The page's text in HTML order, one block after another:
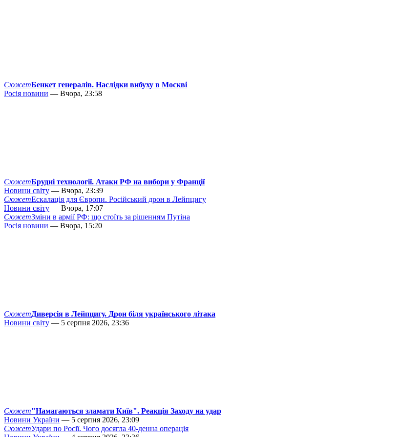
СюжетБенкет генералів. Наслідки вибуху в Москві
Росія новини — Вчора, 23:58
СюжетБрудні технології. Атаки РФ на вибори у Франції
Новини світу — Вчора, 23:39
СюжетЕскалація для Європи. Російський дрон в Лейпцигу
Новини світу — Вчора, 17:07
СюжетЗміни в армії РФ: що стоїть за рішенням Путіна
Росія новини — Вчора, 15:20
СюжетДиверсія в Лейпцигу. Дрон біля українського літака
Новини світу — 5 серпня 2026, 23:36
Сюжет"Намагаються зламати Київ". Реакція Заходу на удар
Новини України — 5 серпня 2026, 23:09
СюжетУдари по Росії. Чого досягла 40-денна операція